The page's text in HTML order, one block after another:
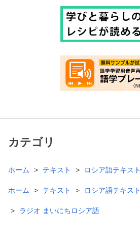
カテゴリ
ホーム テキスト ロシア語テキスト
ホーム テキスト ロシア語テキスト
ラジオ まいにちロシア語